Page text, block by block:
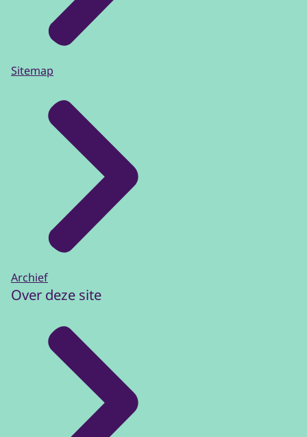
Sitemap
Archief
Over deze site